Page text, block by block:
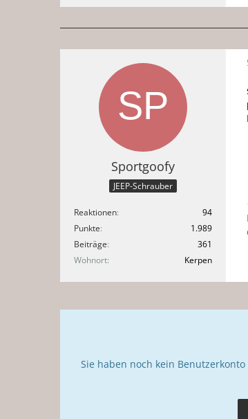
Sportgoofy
JEEP-Schrauber
Reaktionen
94
Punkte
1.989
Beiträge
361
Wohnort
Kerpen
Sie haben noch kein